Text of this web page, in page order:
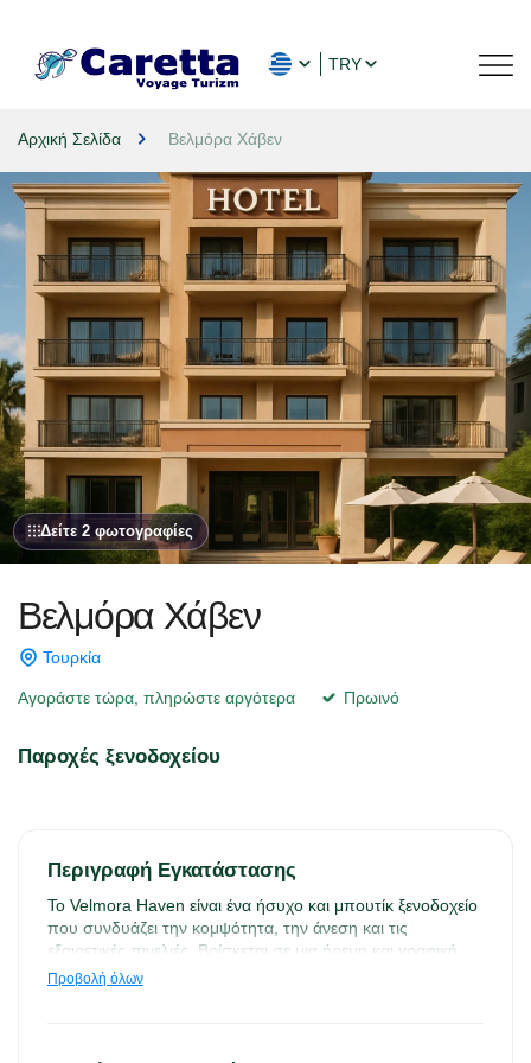
TRY
Αρχική Σελίδα Βελμόρα Χάβεν
Δείτε 2 φωτογραφίες
Βελμόρα Χάβεν
Τουρκία
Αγοράστε τώρα, πληρώστε αργότερα Πρωινό
Παροχές ξενοδοχείου
Περιγραφή Εγκατάστασης
Το Velmora Haven είναι ένα ήσυχο και μπουτίκ ξενοδοχείο
που συνδυάζει την κομψότητα, την άνεση και τις
εξαιρετικές πινελιές. Βρίσκεται σε μια ήρεμη και γραφική
τοποθεσία, σε αρμονία με τη φύση, το ξενοδοχείο
Προβολή όλων